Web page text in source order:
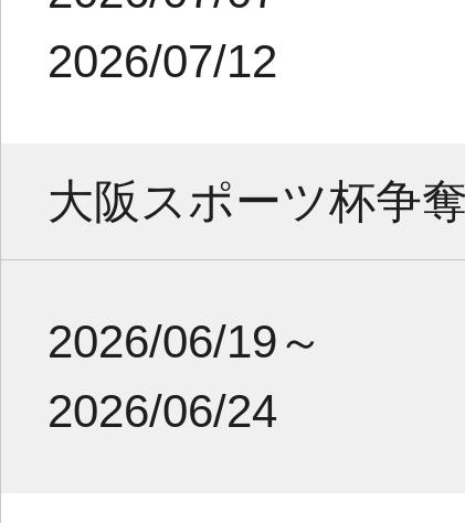
2026/07/12
大阪スポーツ杯争
2026/06/19～
2026/06/24